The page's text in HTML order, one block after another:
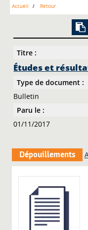
Accueil Retour
Titre :
Études et
Type de document :
Bulletin
Paru le :
01/11/2017
Dépouillements